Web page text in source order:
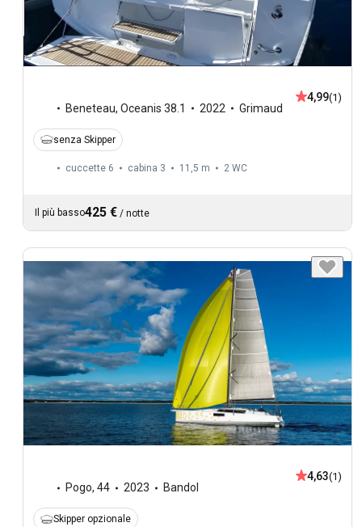
Beneteau, Oceanis 38.1 2022 Grimaud
4,99(1)
senza Skipper
cuccette 6 cabina 3 11,5 m 2 WC
Il più basso425 € / notte
Pogo, 44 2023 Bandol
4,63(1)
Skipper opzionale